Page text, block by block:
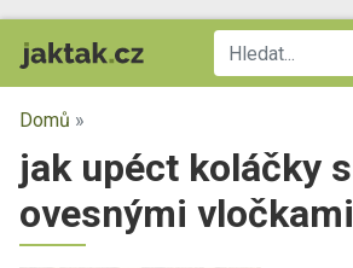
Domů »
jak upéct koláčky s
ovesnými vločkami